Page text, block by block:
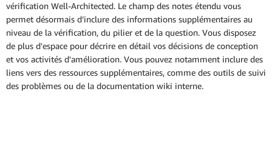
vérification Well-Architected. Le champ des notes étendu vous
permet désormais d’inclure des informations supplémentaires au
niveau de la vérification, du pilier et de la question. Vous disposez
de plus d'espace pour décrire en détail vos décisions de conception
et vos activités d'amélioration. Vous pouvez notamment inclure des
liens vers des ressources supplémentaires, comme des outils de suivi
des problèmes ou de la documentation wiki interne.